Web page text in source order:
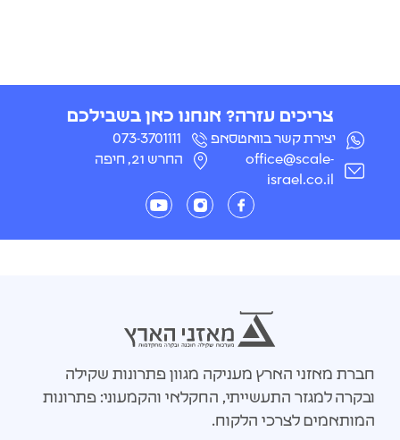
צריכים עזרה? אנחנו כאן בשבילכם
יצירת קשר בוואטסאפ
073-3701111
office@scale-
israel.co.il
החרש 21, חיפה
חברת מאזני הארץ מעניקה מגוון פתרונות שקילה
ובקרה למגזר התעשייתי, החקלאי והקמעוני: פתרונות
המותאמים לצרכי הלקוח.